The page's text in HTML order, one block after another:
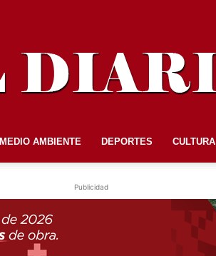
MEDIO AMBIENTE DEPORTES CULTURA
Publicidad